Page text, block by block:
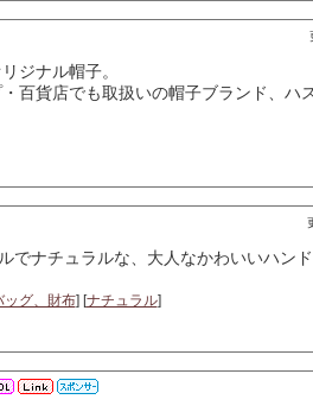
ジナル帽子。
百貨店でも取扱いの帽子ブランド、ハ
でナチュラルな、大人なかわいいハン
ッグ、財布] [ナチュラル]